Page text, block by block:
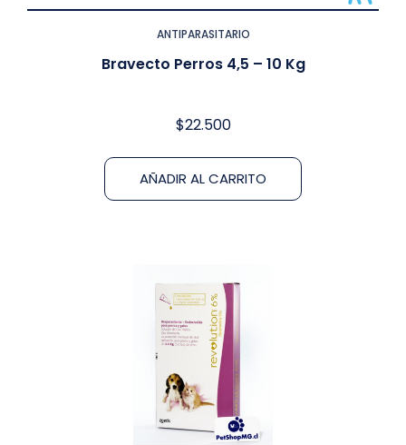
ANTIPARASITARIO
Bravecto Perros 4,5 – 10 Kg
$22.500
AÑADIR AL CARRITO